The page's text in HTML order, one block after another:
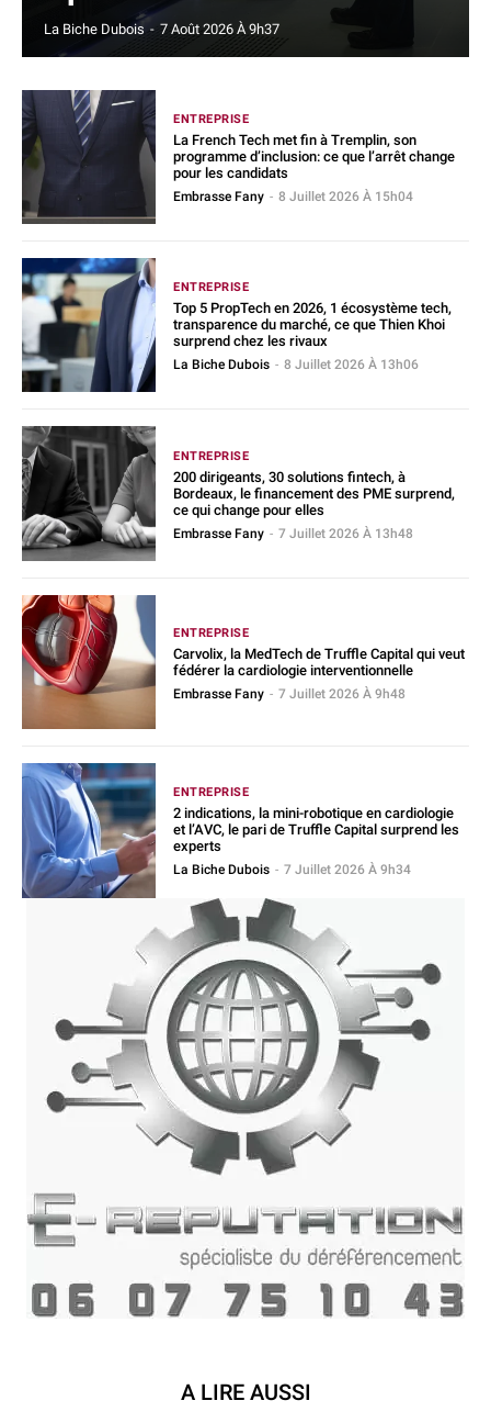
La Biche Dubois - 7 Août 2026 À 9h37
ENTREPRISE
La French Tech met fin à Tremplin, son
programme d’inclusion: ce que l’arrêt change
pour les candidats
Embrasse Fany - 8 Juillet 2026 À 15h04
ENTREPRISE
Top 5 PropTech en 2026, 1 écosystème tech,
transparence du marché, ce que Thien Khoi
surprend chez les rivaux
La Biche Dubois - 8 Juillet 2026 À 13h06
ENTREPRISE
200 dirigeants, 30 solutions fintech, à
Bordeaux, le financement des PME surprend,
ce qui change pour elles
Embrasse Fany - 7 Juillet 2026 À 13h48
ENTREPRISE
Carvolix, la MedTech de Truffle Capital qui veut
fédérer la cardiologie interventionnelle
Embrasse Fany - 7 Juillet 2026 À 9h48
ENTREPRISE
2 indications, la mini-robotique en cardiologie
et l’AVC, le pari de Truffle Capital surprend les
experts
La Biche Dubois - 7 Juillet 2026 À 9h34
A LIRE AUSSI